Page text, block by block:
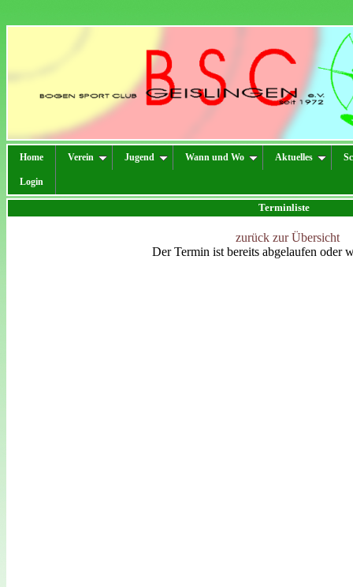
Home Verein Jugend Wann und Wo Aktuelles
Login
Terminliste
zurück zur Übersicht
Der Termin ist bereits abgelaufen oder